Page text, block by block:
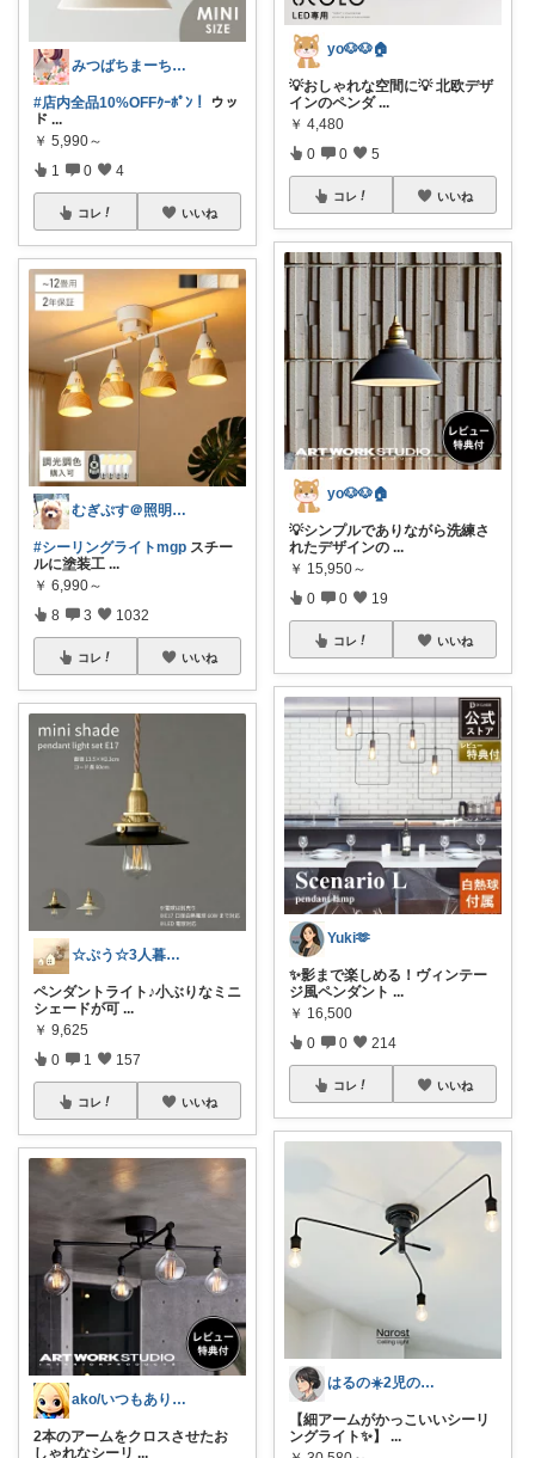
みつばちまーちᵀᴴᴬᴺᴷ ᵞᴼᵁ ◡̈*
#店内全品10%OFFｸｰﾎﾟﾝ！
ウッ
ド ...
￥ 5,990～
1 0 4
コレ いいね
むぎぷす＠照明とインテリアと北欧食器
#シーリングライトmgp スチー
ルに塗装工 ...
￥ 6,990～
8 3 1032
コレ いいね
☆ぷう☆3人暮らしの小さな家
ペンダントライト♪小ぶりなミニ
シェードが可 ...
￥ 9,625
0 1 157
コレ いいね
ako/いつもありがとう🌈5日感謝
2本のアームをクロスさせたお
しゃれなシーリ ...
yo🐶🐶🏠
💡おしゃれな空間に💡 北欧デザ
インのペンダ ...
￥ 4,480
0 0 5
コレ いいね
yo🐶🐶🏠
💡シンプルでありながら洗練さ
れたデザインの ...
￥ 15,950～
0 0 19
コレ いいね
Yuki🫶
✨影まで楽しめる！ヴィンテー
ジ風ペンダント ...
￥ 16,500
0 0 214
コレ いいね
はるの☀️2児のママ𓂃◌𓈒𓐍
【細アームがかっこいいシーリ
ングライト✨】
...